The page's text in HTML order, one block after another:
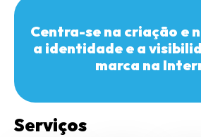
Envolvimento
e
apoio
Centra-se na criação e
a identidade e a
marca na
Serviços